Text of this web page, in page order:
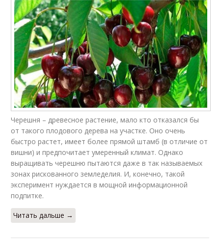
Черешня – древесное растение, мало кто отказался бы
от такого плодового дерева на участке. Оно очень
быстро растет, имеет более прямой штамб (в отличие от
вишни) и предпочитает умеренный климат. Однако
выращивать черешню пытаются даже в так называемых
зонах рискованного земледелия. И, конечно, такой
эксперимент нуждается в мощной информационной
подпитке.
Читать дальше →